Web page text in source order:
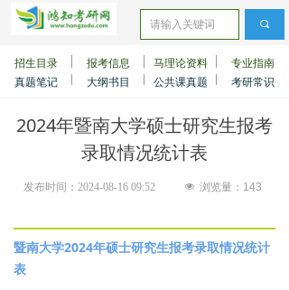
真题笔记 大纲书目 公共课真题 考研常识
招生目录 报考信息 马理论资料 专业指南
끠
发布时间： 2024-08-16 09:52
暨南大学2024年硕士研究生报考录取情况统计
表
2024年暨南大学硕士研究生报考
录取情况统计表
넶 浏览量： 143